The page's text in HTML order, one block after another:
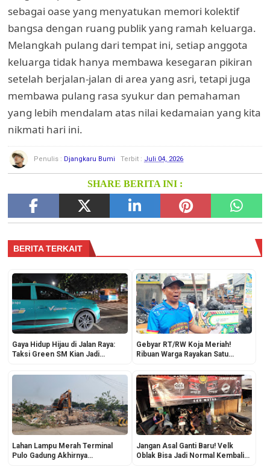
sebagai oase yang menyatukan memori kolektif
bangsa dengan ruang publik yang ramah keluarga.
Melangkah pulang dari tempat ini, setiap anggota
keluarga tidak hanya membawa kesegaran pikiran
setelah berjalan-jalan di area yang asri, tetapi juga
membawa pulang rasa syukur dan pemahaman
yang lebih mendalam atas nilai kedamaian yang kita
nikmati hari ini.
Penulis : Djangkaru Bumi Terbit : Juli 04, 2026
SHARE BERITA INI :
BERITA TERKAIT
Gaya Hidup Hijau di Jalan Raya:
Taksi Green SM Kian Jadi
Gebyar RT/RW Koja Meriah!
Ribuan Warga Rayakan Satu
HUT DKI ke-499
Lahan Lampu Merah Terminal
Pulo Gadung Akhirnya
Jangan Asal Ganti Baru! Velk
Oblak Bisa Jadi Normal Kembali